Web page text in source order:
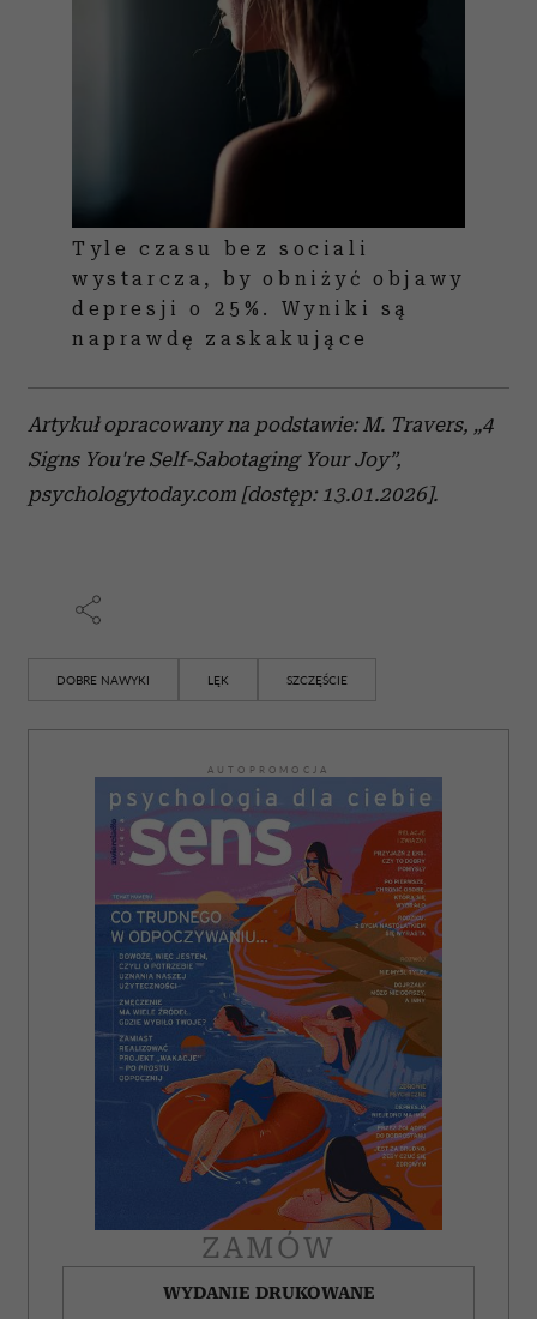
Tyle czasu bez sociali
wystarcza, by obniżyć objawy
depresji o 25%. Wyniki są
naprawdę zaskakujące
Artykuł opracowany na podstawie: M. Travers, „4
Signs You're Self-Sabotaging Your Joy”,
psychologytoday.com [dostęp: 13.01.2026].
DOBRE NAWYKI LĘK SZCZĘŚCIE
AUTOPROMOCJA
ZAMÓW
WYDANIE DRUKOWANE